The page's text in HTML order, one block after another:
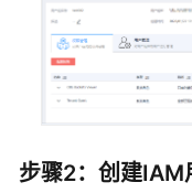
责
任
共
担
服
务
步骤2：创建IAM